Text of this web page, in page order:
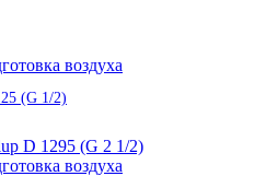
воздуха
(G 1/2)
воздуха